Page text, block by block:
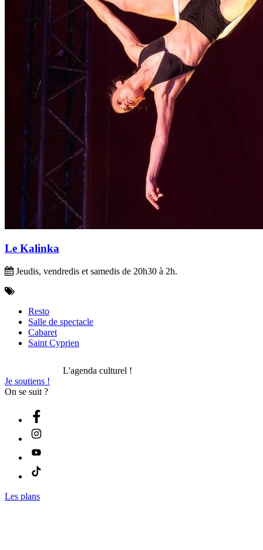
Le Kalinka
Jeudis, vendredis et samedis de 20h30 à 2h.
Resto
Salle de spectacle
Cabaret
Saint Cyprien
L'agenda culturel !
Je soutiens !
On se suit ?
Les plans